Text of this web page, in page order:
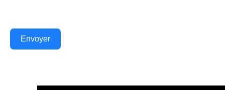
Envoyer